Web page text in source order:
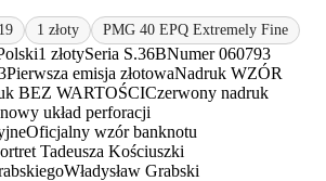
1 złoty PMG 40 EPQ Extremely Fine
1 złotySeria S.36BNumer 060793
Pierwsza emisja złotowaNadruk WZÓR
BEZ WARTOŚCICzerwony nadruk
układ perforacji
Oficjalny wzór banknotu
Tadeusza Kościuszki
Władysław Grabski